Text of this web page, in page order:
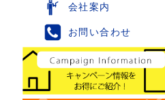
会社案内
お問い合わせ